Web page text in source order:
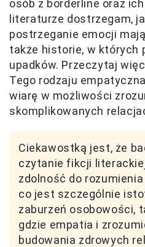
osób z borderline oraz
literaturze dostrzegam,
postrzeganie emocji
także historie, w których
upadków. Przeczytaj
Tego rodzaju
wiarę w możliwości
skomplikowanych
Ciekawostką jest, że
czytanie fikcji
zdolność do
co jest szczególnie
zaburzeń osobowości,
gdzie empatia i
budowania zdrowych